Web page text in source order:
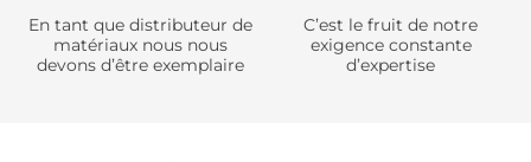
En tant que distributeur de
matériaux nous nous
devons d’être exemplaire
C’est le fruit de notre
exigence constante
d’expertise